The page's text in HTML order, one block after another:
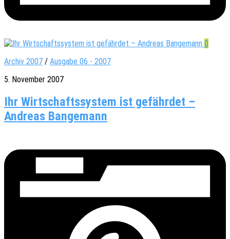
0
Archiv 2007 / Ausgabe 06 - 2007
5. November 2007
Ihr Wirtschaftssystem ist gefährdet –
Andreas Bangemann